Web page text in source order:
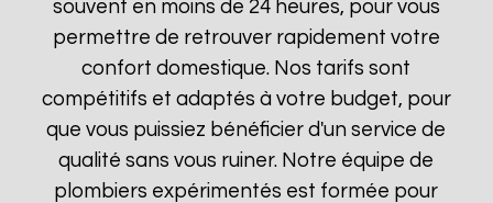
souvent en moins de 24 heures, pour vous
permettre de retrouver rapidement votre
confort domestique. Nos tarifs sont
compétitifs et adaptés à votre budget, pour
que vous puissiez bénéficier d'un service de
qualité sans vous ruiner. Notre équipe de
plombiers expérimentés est formée pour